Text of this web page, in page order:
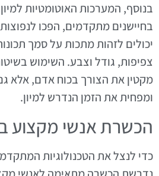
בנוסף, המערכות האוטומטיות
בחיישנים מתקדמים, הפכו לנפוצות
יכולים לזהות מתכות על סמך
צפיפות, גודל וצבע. השימוש
מקטין את הצורך בכוח אדם, אלא
ומפחית את הזמן הנדרש למיון.
הכשרת אנשי מקצוע
כדי לנצל את הטכנולוגיות